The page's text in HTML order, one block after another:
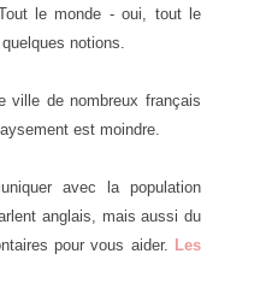
le monde - oui, tout le
notions.
ville de nombreux français
est moindre.
avec la population
anglais, mais aussi du
pour vous aider. Les